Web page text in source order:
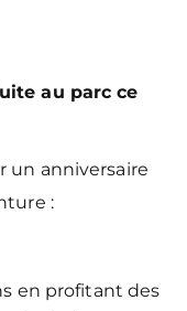
au parc ce
un anniversaire
:
en profitant des